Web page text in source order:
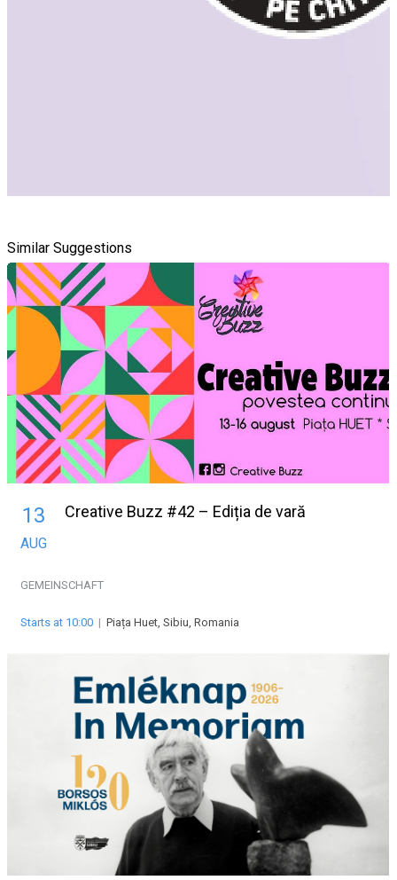
Similar Suggestions
13
AUG
Creative Buzz #42 – Ediția de vară
GEMEINSCHAFT
Starts at 10:00 | Piața Huet, Sibiu, Romania